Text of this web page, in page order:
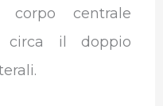
centrale
circa il doppio